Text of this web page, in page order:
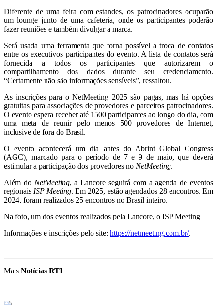
Diferente de uma feira com estandes, os patrocinadores ocuparão
um lounge junto de uma cafeteria, onde os participantes poderão
fazer reuniões e também divulgar a marca.
Será usada uma ferramenta que torna possível a troca de contatos
entre os executivos participantes do evento. A lista de contatos será
fornecida a todos os participantes que autorizarem o
compartilhamento dos dados durante seu credenciamento.
“Certamente não são informações sensíveis”, ressaltou.
As inscrições para o NetMeeting 2025 são pagas, mas há opções
gratuitas para associações de provedores e parceiros patrocinadores.
O evento espera receber até 1500 participantes ao longo do dia, com
uma meta de reunir pelo menos 500 provedores de Internet,
inclusive de fora do Brasil.
O evento acontecerá um dia antes do Abrint Global Congress
(AGC), marcado para o período de 7 e 9 de maio, que deverá
estimular a participação dos provedores no NetMeeting.
Além do NetMeeting, a Lancore seguirá com a agenda de eventos
regionaisISP Meeting. Em 2025, estão agendados 28 encontros. Em
2024, foram realizados 25 encontros no Brasil inteiro.
Na foto, um dos eventos realizados pela Lancore, o ISP Meeting.
Informações e inscrições pelo site: https://netmeeting.com.br/.
Mais Notícias RTI